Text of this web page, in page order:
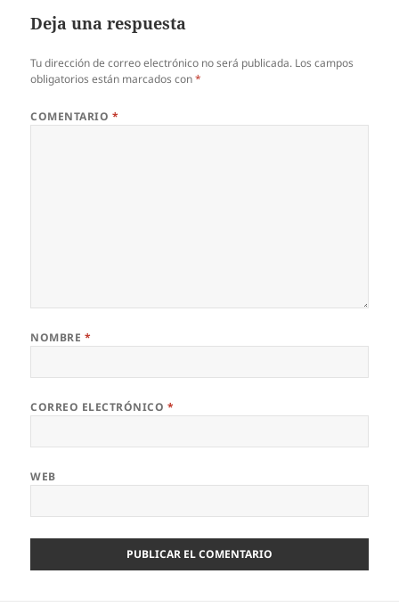
Deja una respuesta
Tu dirección de correo electrónico no será publicada. Los campos
obligatorios están marcados con*
COMENTARIO *
NOMBRE *
CORREO ELECTRÓNICO *
WEB